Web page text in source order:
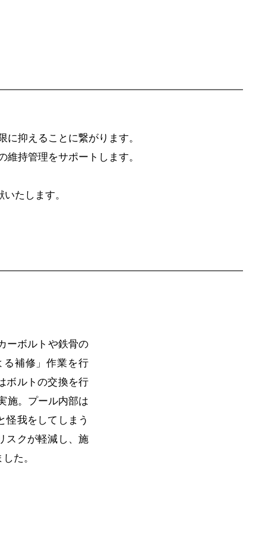
抑えることに繋がります。
持管理をサポートします。
たします。
ーボルトや鉄骨の
る補修」作業を行
ボルトの交換を行
施。プール内部は
怪我をしてしまう
スクが軽減し、施
た。